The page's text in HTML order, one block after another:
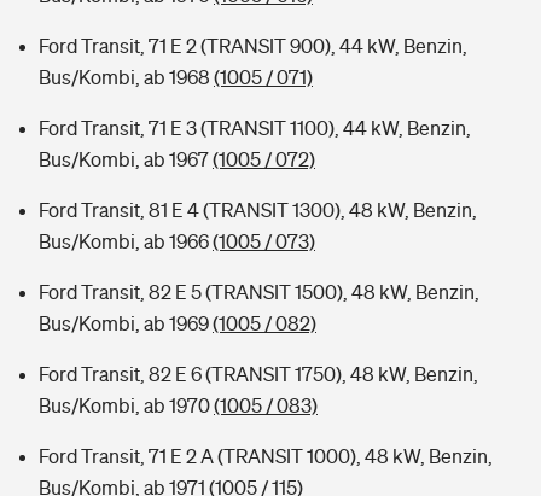
Ford Transit, 71 E 2 (TRANSIT 900), 44 kW, Benzin,
Bus/Kombi, ab 1968 (1005 / 071)
Ford Transit, 71 E 3 (TRANSIT 1100), 44 kW, Benzin,
Bus/Kombi, ab 1967(1005 / 072)
Ford Transit, 81 E 4 (TRANSIT 1300), 48 kW, Benzin,
Bus/Kombi, ab 1966(1005 / 073)
Ford Transit, 82 E 5 (TRANSIT 1500), 48 kW, Benzin,
Bus/Kombi, ab 1969(1005 / 082)
Ford Transit, 82 E 6 (TRANSIT 1750), 48 kW, Benzin,
Bus/Kombi, ab 1970(1005 / 083)
Ford Transit, 71 E 2 A (TRANSIT 1000), 48 kW, Benzin,
Bus/Kombi, ab 1971 (1005 / 115)